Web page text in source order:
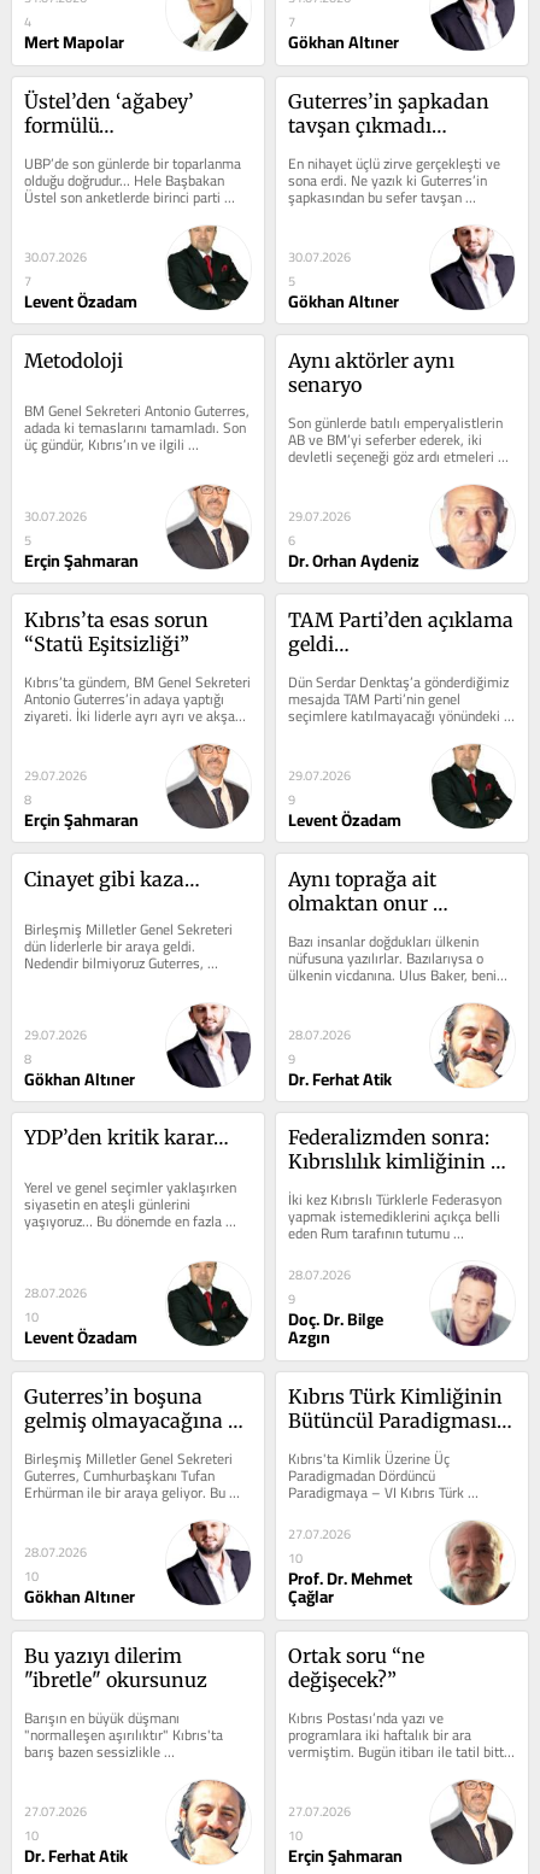
4
Mert Mapolar
7
Gökhan Altıner
Üstel’den ‘ağabey’
formülü…
UBP’de son günlerde bir toparlanma
olduğu doğrudur… Hele Başbakan
Üstel son anketlerde birinci parti
olduklarını söyledikten sonra...
30.07.2026
7
Levent Özadam
Guterres’in şapkadan
tavşan çıkmadı…
En nihayet üçlü zirve gerçekleşti ve
sona erdi. Ne yazık ki Guterres’in
şapkasından bu sefer tavşan
çıkmadı. Solcusu da sağcısı da bu...
30.07.2026
5
Gökhan Altıner
Metodoloji
BM Genel Sekreteri Antonio Guterres,
adada ki temaslarını tamamladı. Son
üç gündür, Kıbrıs’ın ve ilgili
merkezlerin en önemli gündemi bu...
30.07.2026
5
Erçin Şahmaran
Aynı aktörler aynı
senaryo
Son günlerde batılı emperyalistlerin
AB ve BM’yi seferber ederek, iki
devletli seçeneği göz ardı etmeleri ve
yeniden birleşik federal...
29.07.2026
6
Dr. Orhan Aydeniz
Kıbrıs’ta esas sorun
“Statü Eşitsizliği”
Kıbrıs’ta gündem, BM Genel Sekreteri
Antonio Guterres’in adaya yaptığı
ziyareti. İki liderle ayrı ayrı ve akşam
yemeği buluşması. Son...
29.07.2026
8
Erçin Şahmaran
TAM Parti’den açıklama
geldi…
Dün Serdar Denktaş’a gönderdiğimiz
mesajda TAM Parti’nin genel
seçimlere katılmayacağı yönündeki
iddialar başta parti yöneticileri...
29.07.2026
9
Levent Özadam
Cinayet gibi kaza…
Birleşmiş Milletler Genel Sekreteri
dün liderlerle bir araya geldi.
Nedendir bilmiyoruz Guterres,
Cumhurbaşkanı Tufan Erhürman ile
29.07.2026
8
Gökhan Altıner
Aynı toprağa ait
olmaktan onur
Bazı insanlar doğdukları ülkenin
nüfusuna yazılırlar. Bazılarıysa o
ülkenin vicdanına. Ulus Baker, benim
28.07.2026
9
Dr. Ferhat Atik
YDP’den kritik karar…
Yerel ve genel seçimler yaklaşırken
siyasetin en ateşli günlerini
yaşıyoruz… Bu dönemde en fazla
merak edilen konu ise hükümet...
28.07.2026
10
Levent Özadam
Federalizmden sonra:
Kıbrıslılık kimliğinin
ötesinde bir sol
mümkün mü? (1)
İki kez Kıbrıslı Türklerle Federasyon
yapmak istemediklerini açıkça belli
eden Rum tarafının tutumu
28.07.2026
9
Doç. Dr. Bilge
Azgın
Guterres’in boşuna
gelmiş olmayacağına
Birleşmiş Milletler Genel Sekreteri
Guterres, Cumhurbaşkanı Tufan
Erhürman ile bir araya geliyor. Bu
ziyaret son derece önemli çünkü...
28.07.2026
10
Gökhan Altıner
Kıbrıs Türk Kimliğinin
Bütüncül Paradigması
-4/4- Geleceğe Taşınan
Kimlik
Kıbrıs'ta Kimlik Üzerine Üç
Paradigmadan Dördüncü
Paradigmaya – VI Kıbrıs Türk
Kimliğinin Bütüncül Paradigması
-4/4- Geleceğe...
27.07.2026
10
Prof. Dr. Mehmet
Çağlar
Bu yazıyı dilerim
"ibretle" okursunuz
Barışın en büyük düşmanı
"normalleşen aşırılıktır" Kıbrıs'ta
barış bazen sessizlikle
karıştırılıyor. Oysa...
27.07.2026
10
Dr. Ferhat Atik
Ortak soru “ne
değişecek?”
Kıbrıs Postası’nda yazı ve
programlara iki haftalık bir ara
vermiştim. Bugün itibarı ile tatil bitti
ve yeniden başlıyorum. 20 Temmuz...
27.07.2026
10
Erçin Şahmaran